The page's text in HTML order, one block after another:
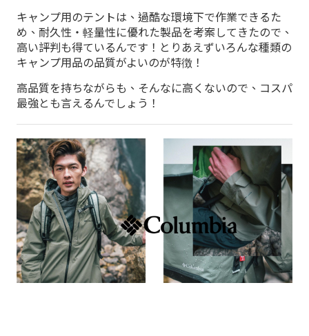
キャンプ用のテントは、過酷な環境下で作業できるた
め、耐久性・軽量性に優れた製品を考案してきたので、
高い評判も得ているんです！とりあえずいろんな種類の
キャンプ用品の品質がよいのが特徴！
高品質を持ちながらも、そんなに高くないので、コスパ
最強とも言えるんでしょう！